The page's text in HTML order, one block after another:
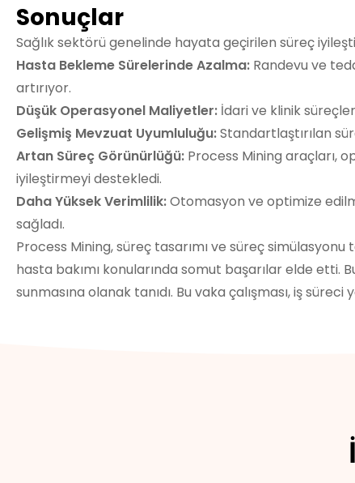
Sonuçlar
Sağlık sektörü genelinde hayata geçirilen süreç
Hasta Bekleme Sürelerinde Azalma: Randevu ve
artırıyor.
Düşük Operasyonel Maliyetler: İdari ve klinik
Gelişmiş Mevzuat Uyumluluğu:Standartlaştırılan
Artan Süreç Görünürlüğü: Process Mining araçları,
iyileştirmeyi destekledi.
Daha Yüksek Verimlilik:Otomasyon ve optimize
sağladı.
Process Mining, süreç tasarımı ve süreç
hasta bakımı konularında somut başarılar elde etti.
sunmasına olanak tanıdı. Bu vaka çalışması, iş